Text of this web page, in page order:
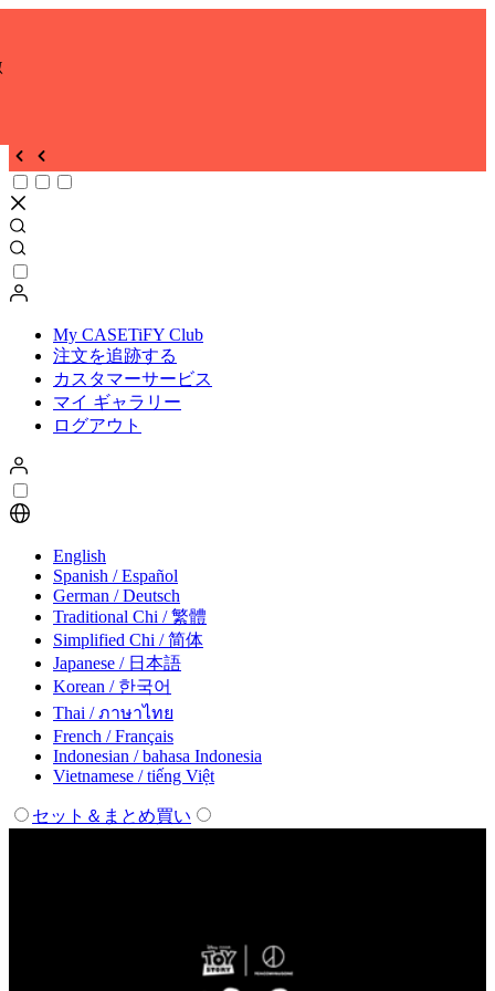
My CASETiFY Club
注文を追跡する
カスタマーサービス
マイ ギャラリー
ログアウト
English
Spanish / Español
German / Deutsch
Traditional Chi / 繁體
Simplified Chi / 简体
Japanese / 日本語
Korean / 한국어
Thai / ภาษาไทย
French / Français
Indonesian / bahasa Indonesia
Vietnamese / tiếng Việt
セット＆まとめ買い